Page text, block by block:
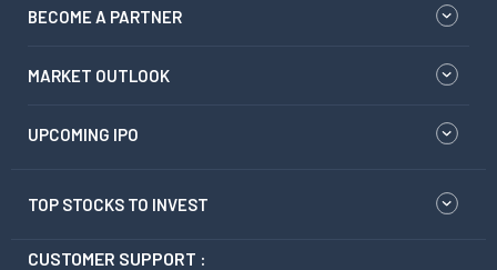
BECOME A PARTNER
MARKET OUTLOOK
UPCOMING IPO
TOP STOCKS TO INVEST
CUSTOMER SUPPORT :